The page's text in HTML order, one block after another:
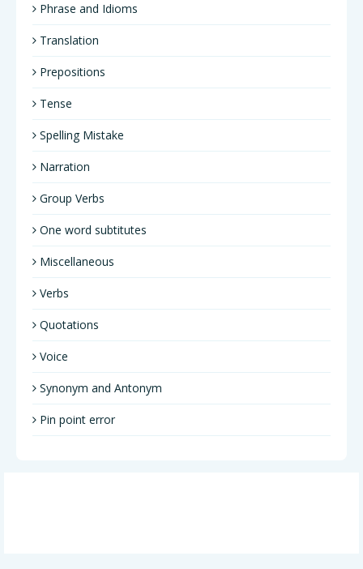
Phrase and Idioms
Translation
Prepositions
Tense
Spelling Mistake
Narration
Group Verbs
One word subtitutes
Miscellaneous
Verbs
Quotations
Voice
Synonym and Antonym
Pin point error